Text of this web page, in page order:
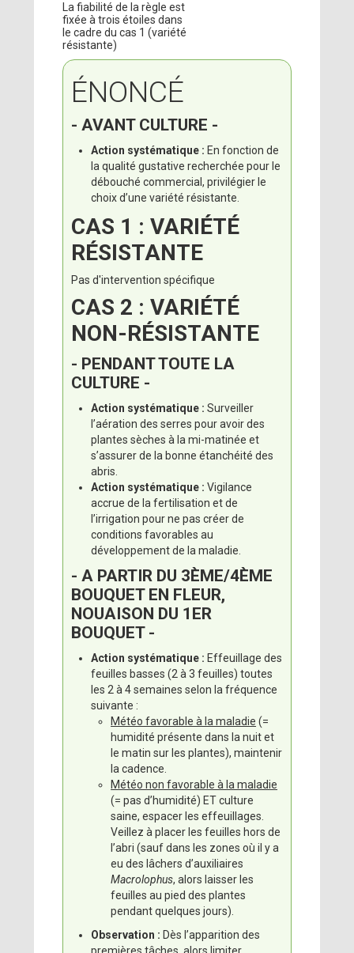
La fiabilité de la règle est
fixée à trois étoiles dans
le cadre du cas 1 (variété
résistante)
ÉNONCÉ
- AVANT CULTURE -
Action systématique : En fonction de
la qualité gustative recherchée pour le
débouché commercial, privilégier le
choix d’une variété résistante.
CAS 1 : VARIÉTÉ
RÉSISTANTE
Pas d'intervention spécifique
CAS 2 : VARIÉTÉ
NON-RÉSISTANTE
- PENDANT TOUTE LA
CULTURE -
Action systématique :Surveiller
l’aération des serres pour avoir des
plantes sèches à la mi-matinée et
s’assurer de la bonne étanchéité des
abris.
Action systématique :Vigilance
accrue de la fertilisation et de
l’irrigation pour ne pas créer de
conditions favorables au
développement de la maladie.
- A PARTIR DU 3ÈME/4ÈME
BOUQUET EN FLEUR,
NOUAISON DU 1ER
BOUQUET -
Action systématique : Effeuillage des
feuilles basses (2 à 3 feuilles) toutes
les 2 à 4 semaines selon la fréquence
suivante :
Météo favorable à la maladie (=
humidité présente dans la nuit et
le matin sur les plantes), maintenir
la cadence.
Météo non favorable à la maladie
(= pas d’humidité) ET culture
saine, espacer les effeuillages.
Veillez à placer les feuilles hors de
l’abri (sauf dans les zones où il y a
eu des lâchers d’auxiliaires
Macrolophus, alors laisser les
feuilles au pied des plantes
pendant quelques jours).
Observation : Dès l’apparition des